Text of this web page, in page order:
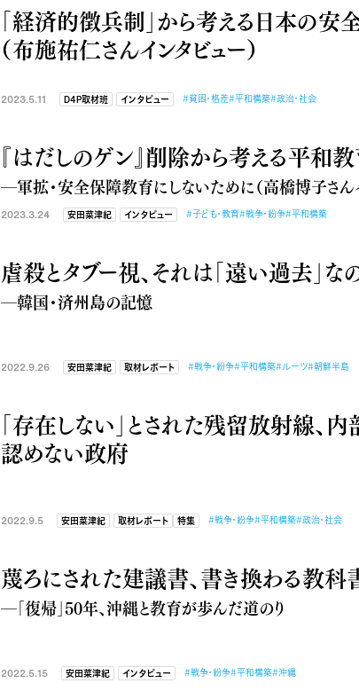
「経済的徴兵制」から考える日本の安
（布施祐仁さんインタビュー）
2023.5.11 D4P取材班 インタビュー #貧困・格差#平和構築#政治・社会
『はだしのゲン』削除から考える平和
―軍拡・安全保障教育にしないために（高橋博子さん
2023.3.24 安田菜津紀 インタビュー #子ども・教育#戦争・紛争#平和構築
虐殺とタブー視、それは「遠い過去」
―韓国・済州島の記憶
2022.9.26 安田菜津紀 取材レポート #戦争・紛争#平和構築#ルーツ#朝鮮半島
「存在しない」とされた残留放射線、
認めない政府
2022.9.5 安田菜津紀 取材レポート 特集 #戦争・紛争#平和構築#政治・社会
蔑ろにされた建議書、書き換わる教科
―「復帰」50年、沖縄と教育が歩んだ道のり
2022.5.15 安田菜津紀 インタビュー #戦争・紛争#平和構築#沖縄